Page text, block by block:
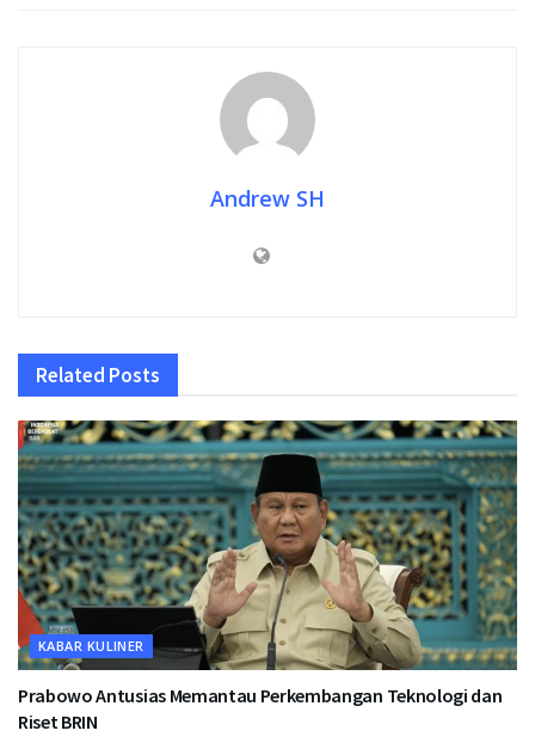
Andrew SH
Related Posts
KABAR KULINER
Prabowo Antusias Memantau Perkembangan Teknologi dan
Riset BRIN